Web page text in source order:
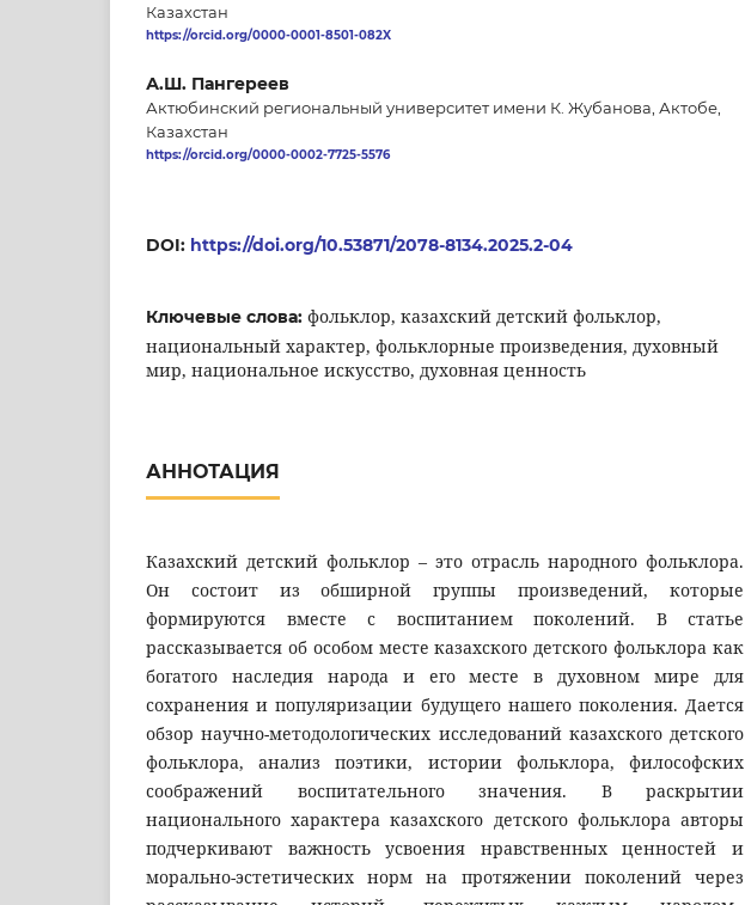
Казахстан
https://orcid.org/0000-0001-8501-082X
А.Ш. Пангереев
Актюбинский региональный университет имени К. Жубанова, Актобе,
Казахстан
https://orcid.org/0000-0002-7725-5576
DOI: https://doi.org/10.53871/2078-8134.2025.2-04
Ключевые слова: фольклор, казахский детский фольклор,
национальный характер, фольклорные произведения, духовный
мир, национальное искусство, духовная ценность
АННОТАЦИЯ
Казахский детский фольклор – это отрасль народного фольклора.
Он состоит из обширной группы произведений, которые
формируются вместе с воспитанием поколений. В статье
рассказывается об особом месте казахского детского фольклора как
богатого наследия народа и его месте в духовном мире для
сохранения и популяризации будущего нашего поколения. Дается
обзор научно-методологических исследований казахского детского
фольклора, анализ поэтики, истории фольклора, философских
соображений воспитательного значения. В раскрытии
национального характера казахского детского фольклора авторы
подчеркивают важность усвоения нравственных ценностей и
морально-эстетических норм на протяжении поколений через